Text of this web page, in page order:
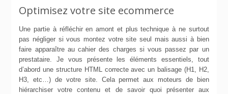
Optimisez votre site ecommerce
Une partie à réfléchir en amont et plus technique à ne surtout
pas négliger si vous montez votre site seul mais aussi à bien
faire apparaître au cahier des charges si vous passez par un
prestataire. Je vous présente les éléments essentiels, tout
d’abord une structure HTML correcte avec un balisage (H1, H2,
H3, etc…) de votre site. Cela permet aux moteurs de bien
hiérarchiser votre contenu et de savoir quoi présenter aux